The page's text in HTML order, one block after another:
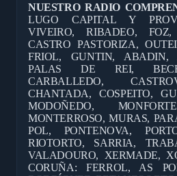
NUESTRO RADIO
LUGO CAPITAL Y
VIVEIRO, RIBADEO,
CASTRO PASTORIZA,
FRIOL, GUNTIN, ABADIN,
PALAS DE REI,
CARBALLEDO,
CHANTADA, COSPEITO,
MODOÑEDO,
MONTERROSO, MURAS,
POL, PONTENOVA,
RIOTORTO, SARRIA,
VALADOURO, XERMADE,
CORUÑA: FERROL, AS